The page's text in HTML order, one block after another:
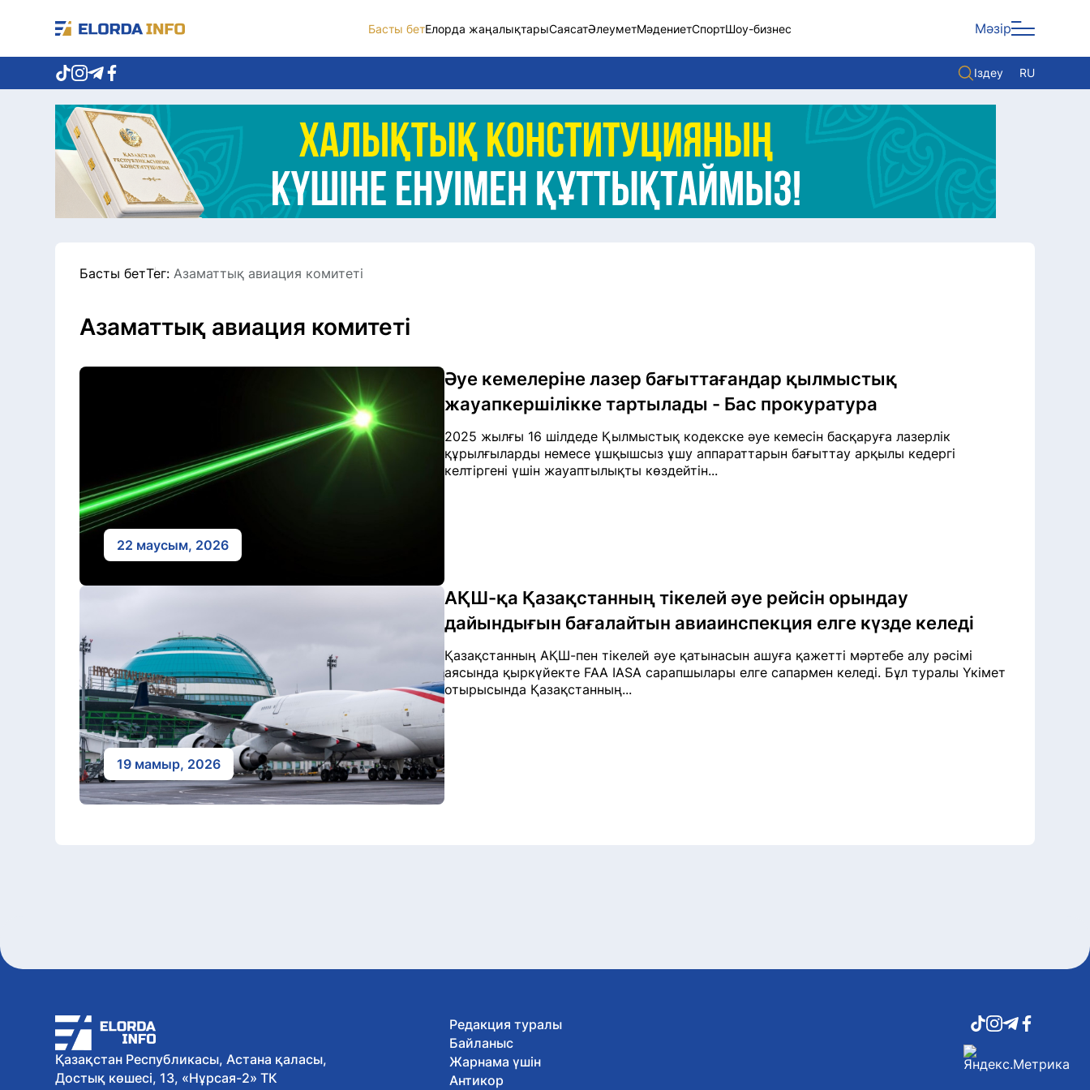
Басты бетЕлорда жаңалықтарыСаясатӘлеуметМәдениетСпортШоу-бизнес Мәзір
Іздеу RU
Елорда жаңалықтары
Көзқарас
Саясат
Видео
Әлеумет
Әлем
Басты бетТег: Азаматтық авиация комитеті
Азаматтық авиация комитеті
22 маусым, 2026
Әуе кемелеріне лазер бағыттағандар қылмыстық
жауапкершілікке тартылады - Бас прокуратура
2025 жылғы 16 шілдеде Қылмыстық кодекске әуе кемесін басқаруға лазерлік
құрылғыларды немесе ұшқышсыз ұшу аппараттарын бағыттау арқылы кедергі
келтіргені үшін жауаптылықты көздейтін...
19 мамыр, 2026
АҚШ-қа Қазақстанның тікелей әуе рейсін орындау
дайындығын бағалайтын авиаинспекция елге күзде келеді
Қазақстанның АҚШ-пен тікелей әуе қатынасын ашуға қажетті мәртебе алу рәсімі
аясында қыркүйекте FAA IASA сарапшылары елге сапармен келеді. Бұл туралы Үкімет
отырысында Қазақстанның...
Қазақстан Республикасы, Астана қаласы,
Достық көшесі, 13, «Нұрсая-2» ТК
Редакция туралы
Байланыс
Жарнама үшін
Антикор